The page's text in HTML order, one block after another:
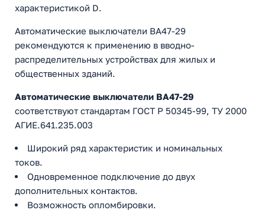
характеристикой D.
Автоматические выключатели ВА47-29
рекомендуются к применению в вводно-
распределительных устройствах для жилых и
общественных зданий.
Автоматические выключатели ВА47-29
соответствуют стандартам ГОСТ Р 50345-99, ТУ 2000
АГИЕ.641.235.003
Широкий ряд характеристик и номинальных
токов.
Одновременное подключение до двух
дополнительных контактов.
Возможность опломбировки.